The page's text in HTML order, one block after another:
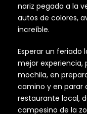
nariz pegada a la
autos de colores,
increíble.
Esperar un feriado
mejor experiencia,
mochila, en
camino y en parar
restaurante local,
campesino de la